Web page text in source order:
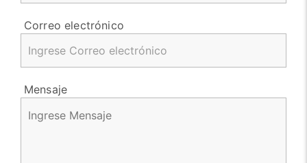
Correo electrónico
Mensaje